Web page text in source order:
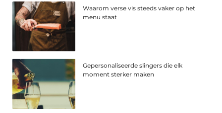
Waarom verse vis steeds vaker op het
menu staat
Gepersonaliseerde slingers die elk
moment sterker maken